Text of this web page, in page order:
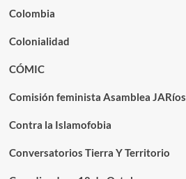
Colombia
Colonialidad
CÓMIC
Comisión feminista Asamblea JARíos
Contra la Islamofobia
Conversatorios Tierra Y Territorio